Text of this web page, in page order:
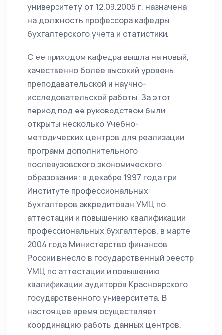
университету от 12.09.2005 г. назначена
на должность профессора кафедры
бухгалтерского учета и статистики.
С ее приходом кафедра вышла на новый,
качественно более высокий уровень
преподавательской и научно-
исследовательской работы. За этот
период под ее руководством были
открыты несколько Учебно-
методических центров для реализации
программ дополнительного
послевузовского экономического
образования: в декабре 1997 года при
Институте профессиональных
бухгалтеров аккредитован УМЦ по
аттестации и повышению квалификации
профессиональных бухгалтеров, в марте
2004 года Министерство финансов
России внесло в государственный реестр
УМЦ по аттестации и повышению
квалификации аудиторов Красноярского
государственного университета. В
настоящее время осуществляет
координацию работы данных центров.